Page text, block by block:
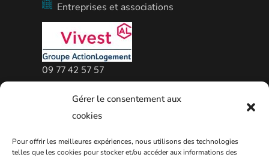
Gérer le consentement aux
cookies
Pour offrir les meilleures expériences, nous utilisons des technologies
telles que les cookies pour stocker et/ou accéder aux informations des
Entreprises et associations
09 77 42 57 57